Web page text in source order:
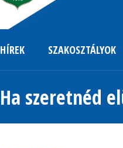
HÍREK SZAKOSZTÁLYOK
Ha szeretnéd